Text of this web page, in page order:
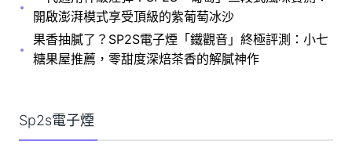
開啟澎湃模式享受頂級的紫葡萄冰沙
果香抽膩了？SP2S電子煙「鐵觀音」終極評測：小七
糖果屋推薦，零甜度深焙茶香的解膩神作
Sp2s電子煙